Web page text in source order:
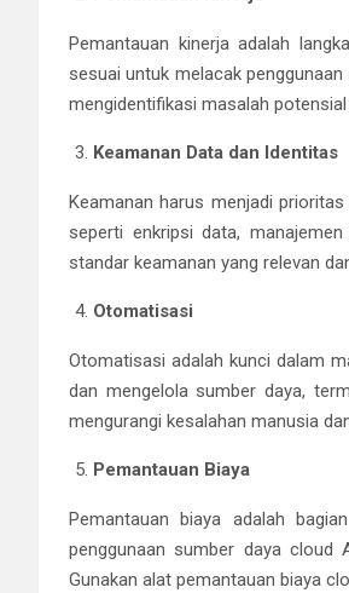
Pemantauan kinerja adalah
sesuai untuk melacak
mengidentifikasi masalah
Keamanan Data dan Identitas
Keamanan harus menjadi
seperti enkripsi data,
standar keamanan yang relevan
Otomatisasi
Otomatisasi adalah kunci dalam
dan mengelola sumber daya,
mengurangi kesalahan manusia
Pemantauan Biaya
Pemantauan biaya adalah
penggunaan sumber daya cloud
Gunakan alat pemantauan biaya